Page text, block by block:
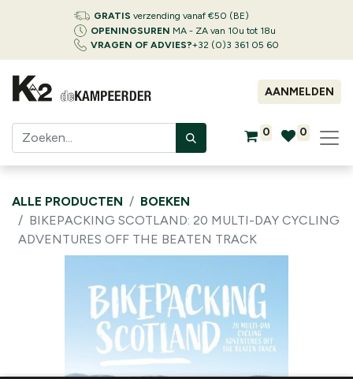
GRATIS verzending vanaf €50 (BE)
OPENINGSUREN MA - ZA van 10u tot 18u
VRAGEN OF ADVIES?+32 (0)3 361 05 60
AANMELDEN
0 0
ALLE PRODUCTEN
BOEKEN
BIKEPACKING SCOTLAND: 20 MULTI-DAY CYCLING
ADVENTURES OFF THE BEATEN TRACK